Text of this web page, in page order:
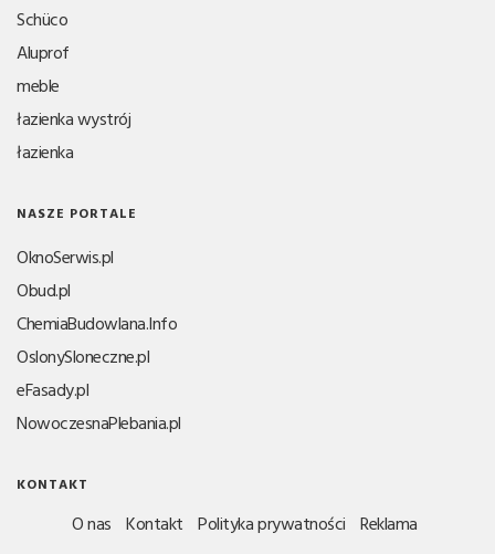
Schüco
Aluprof
meble
łazienka wystrój
łazienka
NASZE PORTALE
OknoSerwis.pl
Obud.pl
ChemiaBudowlana.Info
OslonySloneczne.pl
eFasady.pl
NowoczesnaPlebania.pl
KONTAKT
O nas Kontakt Polityka prywatności Reklama